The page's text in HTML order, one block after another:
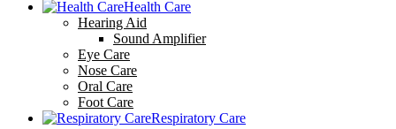
Health Care
Hearing Aid
Sound Amplifier
Eye Care
Nose Care
Oral Care
Foot Care
Respiratory Care